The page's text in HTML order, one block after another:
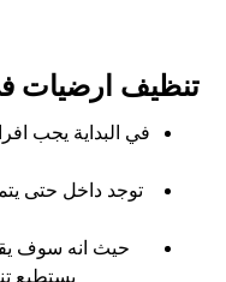
تنظيف ارضيات
في البداية يجب
توجد داخل حتى
حيث انه سوف
يستطيع